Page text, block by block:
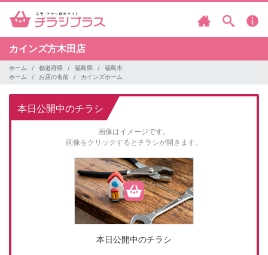
カインズ方木田店
ホーム 都道府県 福島県
福島市
ホーム
お店の名前 カインズホーム
本日公開中のチラシ
画像はイメージです。
画像をクリックするとチラシが開きます。
本日公開中のチラシ